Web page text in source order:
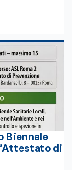
Biennale
di